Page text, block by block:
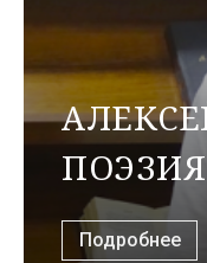
ПОЭЗИЯ
Подробнее